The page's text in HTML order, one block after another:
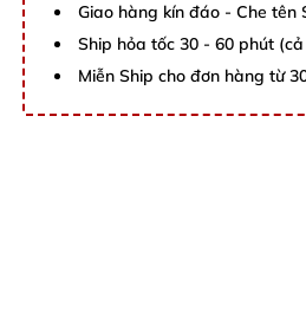
Giao hàng kín đáo - Che tên
Ship hỏa tốc 30 - 60 phút (cả
Miễn Ship cho đơn hàng từ